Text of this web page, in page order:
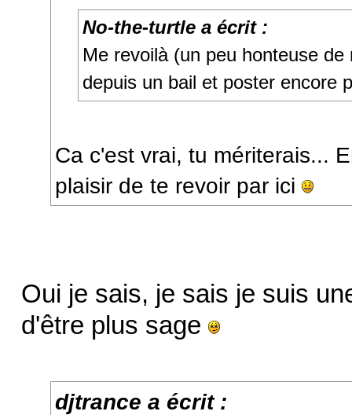
No-the-turtle a écrit :
Me revoilà (un peu honteuse
depuis un bail et poster encore
Ca c'est vrai, tu mériterais...
plaisir de te revoir par ici
Oui je sais, je sais je suis
d'être plus sage
djtrance a écrit :